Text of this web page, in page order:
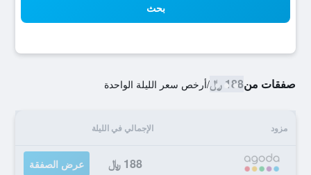
بحث
صفقات من188 ﷼ /أرخص سعر الليلة الواحدة
مزود الإجمالي في الليلة
188 ﷼ عرض الصفقة